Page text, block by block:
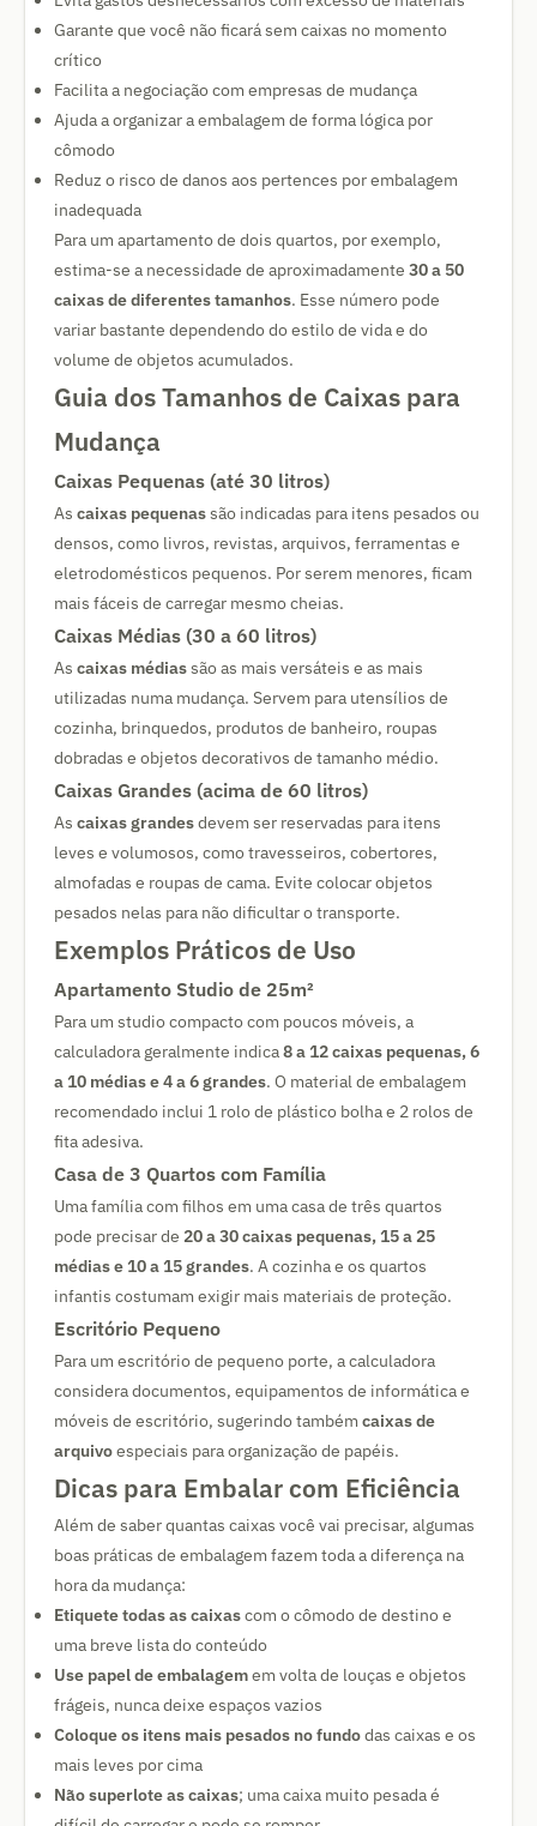
Garante que você não ficará sem caixas no momento
crítico
Facilita a negociação com empresas de mudança
Ajuda a organizar a embalagem de forma lógica por
cômodo
Reduz o risco de danos aos pertences por embalagem
inadequada
Para um apartamento de dois quartos, por exemplo,
estima-se a necessidade de aproximadamente 30 a 50
caixas de diferentes tamanhos. Esse número pode
variar bastante dependendo do estilo de vida e do
volume de objetos acumulados.
Guia dos Tamanhos de Caixas para
Mudança
Caixas Pequenas (até 30 litros)
As caixas pequenassão indicadas para itens pesados ou
densos, como livros, revistas, arquivos, ferramentas e
eletrodomésticos pequenos. Por serem menores, ficam
mais fáceis de carregar mesmo cheias.
Caixas Médias (30 a 60 litros)
As caixas médiassão as mais versáteis e as mais
utilizadas numa mudança. Servem para utensílios de
cozinha, brinquedos, produtos de banheiro, roupas
dobradas e objetos decorativos de tamanho médio.
Caixas Grandes (acima de 60 litros)
As caixas grandesdevem ser reservadas para itens
leves e volumosos, como travesseiros, cobertores,
almofadas e roupas de cama. Evite colocar objetos
pesados nelas para não dificultar o transporte.
Exemplos Práticos de Uso
Apartamento Studio de 25m²
Para um studio compacto com poucos móveis, a
calculadora geralmente indica8 a 12 caixas pequenas, 6
a 10 médias e 4 a 6 grandes. O material de embalagem
recomendado inclui 1 rolo de plástico bolha e 2 rolos de
fita adesiva.
Casa de 3 Quartos com Família
Uma família com filhos em uma casa de três quartos
pode precisar de 20 a 30 caixas pequenas, 15 a 25
médias e 10 a 15 grandes. A cozinha e os quartos
infantis costumam exigir mais materiais de proteção.
Escritório Pequeno
Para um escritório de pequeno porte, a calculadora
considera documentos, equipamentos de informática e
móveis de escritório, sugerindo também caixas de
arquivoespeciais para organização de papéis.
Dicas para Embalar com Eficiência
Além de saber quantas caixas você vai precisar, algumas
boas práticas de embalagem fazem toda a diferença na
hora da mudança:
Etiquete todas as caixascom o cômodo de destino e
uma breve lista do conteúdo
Use papel de embalagemem volta de louças e objetos
frágeis, nunca deixe espaços vazios
Coloque os itens mais pesados no fundodas caixas e os
mais leves por cima
Não superlote as caixas; uma caixa muito pesada é